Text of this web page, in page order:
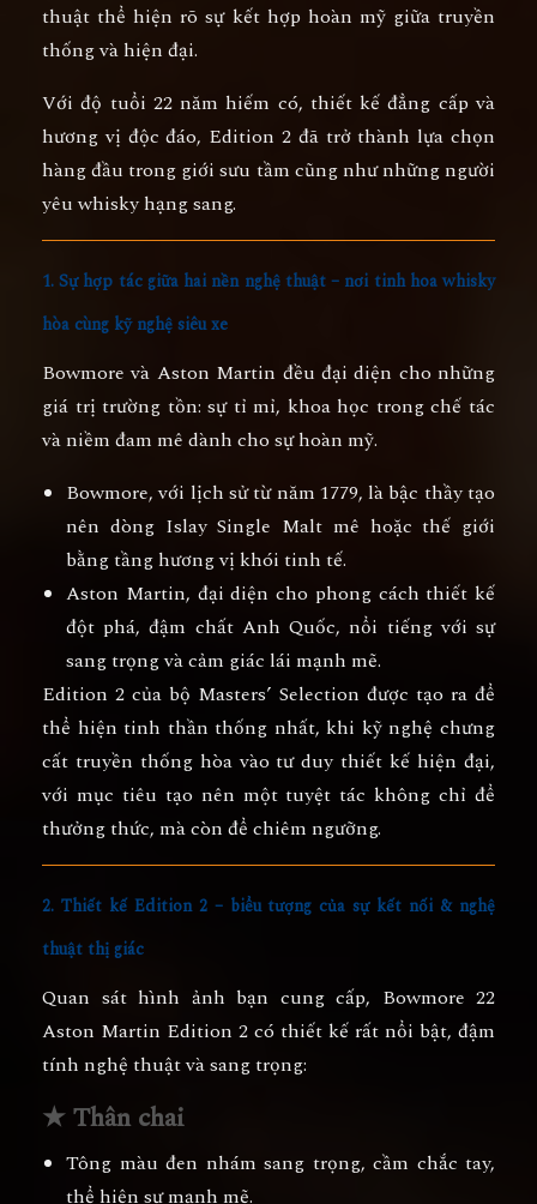
thuật thể hiện rõ sự kết hợp hoàn mỹ giữa truyền
thống và hiện đại.
Với độ tuổi 22 năm hiếm có, thiết kế đẳng cấp và
hương vị độc đáo, Edition 2 đã trở thành lựa chọn
hàng đầu trong giới sưu tầm cũng như những người
yêu whisky hạng sang.
1. Sự hợp tác giữa hai nền nghệ thuật – nơi tinh hoa whisky
hòa cùng kỹ nghệ siêu xe
Bowmore và Aston Martin đều đại diện cho những
giá trị trường tồn: sự tỉ mỉ, khoa học trong chế tác
và niềm đam mê dành cho sự hoàn mỹ.
Bowmore, với lịch sử từ năm 1779, là bậc thầy tạo
nên dòng Islay Single Malt mê hoặc thế giới
bằng tầng hương vị khói tinh tế.
Aston Martin, đại diện cho phong cách thiết kế
đột phá, đậm chất Anh Quốc, nổi tiếng với sự
sang trọng và cảm giác lái mạnh mẽ.
Edition 2 của bộ Masters’ Selection được tạo ra để
thể hiệntinh thần thống nhất, khi kỹ nghệ chưng
cất truyền thống hòa vào tư duy thiết kế hiện đại,
với mục tiêu tạo nên một tuyệt tác không chỉ để
thưởng thức, mà còn để chiêm ngưỡng.
2. Thiết kế Edition 2 – biểu tượng của sự kết nối & nghệ
thuật thị giác
Quan sát hình ảnh bạn cung cấp, Bowmore 22
Aston Martin Edition 2 có thiết kế rất nổi bật, đậm
tính nghệ thuật và sang trọng:
★ Thân chai
Tông màu đen nhám sang trọng, cầm chắc tay,
thể hiện sự mạnh mẽ.